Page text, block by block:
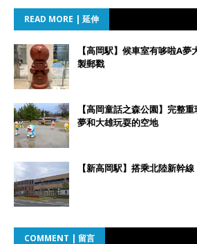
READ MORE | 延伸
【高岡駅】候車室有哆啦A
製郵戳
【高岡童話之森公園】完整
夢和大雄玩耍的空地
【新高岡駅】搭乘北陸新幹
COMMENT | 留言